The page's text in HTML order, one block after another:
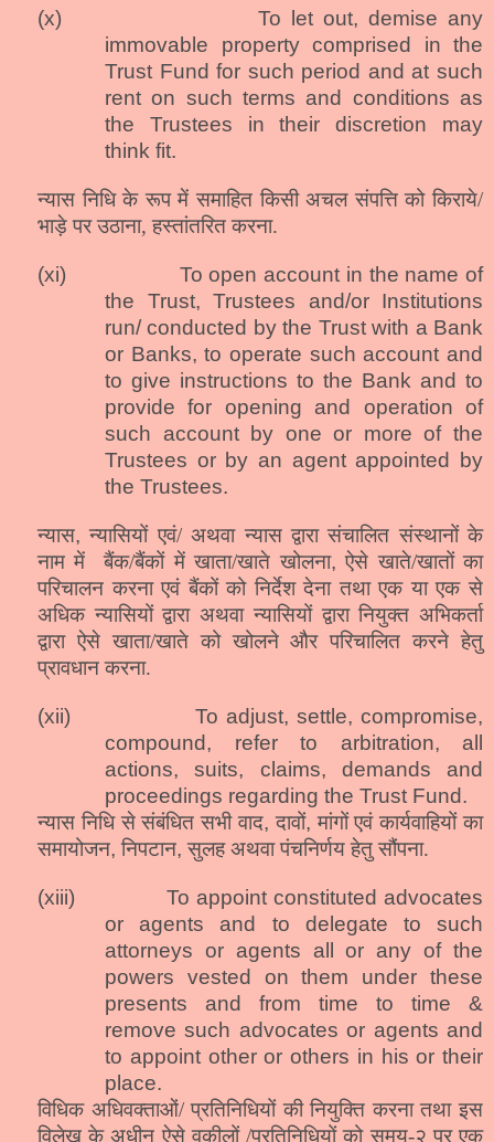
(x)
To let out, demise any
immovable property comprised in the
Trust Fund for such period and at such
rent on such terms and conditions as
the Trustees in their discretion may
think fit.
न्यास निधि के रूप में समाहित किसी अचल संपत्ति को किराये/
भाड़े पर उठाना, हस्तांतरित करना.
(xi)
To open account in the name of
the Trust, Trustees and/or Institutions
run/ conducted by the Trust with a Bank
or Banks, to operate such account and
to give instructions to the Bank and to
provide for opening and operation of
such account by one or more of the
Trustees or by an agent appointed by
the Trustees.
न्यास,न्यासियों एवं/ अथवा न्यास द्वारा संचालित संस्थानों के
नाम में
बैंक/बैंकों में खाता/खाते खोलना,ऐसे खाते/खातों का
परिचालन करना एवं बैंकों को निर्देश देना तथा एक या एक से
अधिक न्यासियों द्वारा अथवा न्यासियों द्वारा नियुक्त अभिकर्ता
द्वारा ऐसे खाता/खाते को खोलने और परिचालित करने हेतु
प्रावधान करना.
(xii)
To adjust, settle, compromise,
compound, refer to arbitration, all
actions, suits, claims, demands and
proceedings regarding the Trust Fund.
न्यास निधि से संबंधित सभी वाद,दावों,मांगों एवं कार्यवाहियों का
समायोजन,निपटान,सुलह अथवा पंचनिर्णय हेतु सौंपना.
(xiii)
To appoint constituted advocates
or agents and to delegate to such
attorneys or agents all or any of the
powers vested on them under these
presents and from time to time &
remove such advocates or agents and
to appoint other or others in his or their
place.
विधिक अधिवक्ताओं/ प्रतिनिधियों की नियुक्ति करना तथा इस
विलेख के अधीन ऐसे वकीलों /प्रतिनिधियों को समय-२ पर एक